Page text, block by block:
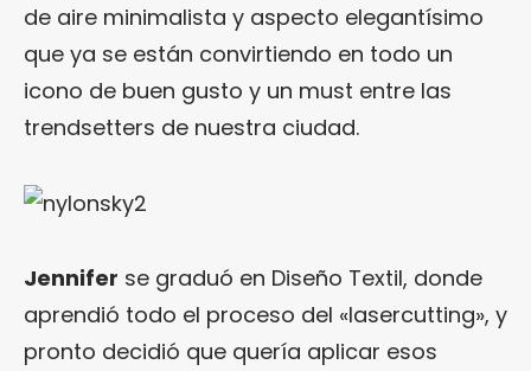
de aire minimalista y aspecto elegantísimo
que ya se están convirtiendo en todo un
icono de buen gusto y un must entre las
trendsetters de nuestra ciudad.
Jennifer se graduó en Diseño Textil, donde
aprendió todo el proceso del «lasercutting», y
pronto decidió que quería aplicar esos